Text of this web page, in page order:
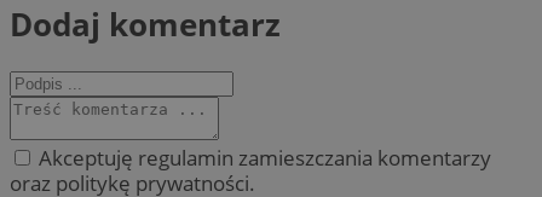
Dodaj komentarz
Akceptuję regulamin zamieszczania komentarzy
oraz politykę prywatności.